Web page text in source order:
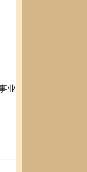
业